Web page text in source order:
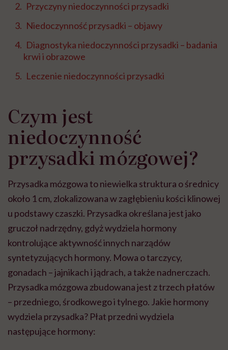
Przyczyny niedoczynności przysadki
Niedoczynność przysadki – objawy
Diagnostyka niedoczynności przysadki – badania
krwi i obrazowe
Leczenie niedoczynności przysadki
Czym jest
niedoczynność
przysadki mózgowej?
Przysadka mózgowa to niewielka struktura o średnicy
około 1 cm, zlokalizowana w zagłębieniu kości klinowej
u podstawy czaszki. Przysadka określana jest jako
gruczoł nadrzędny, gdyż wydziela hormony
kontrolujące aktywność innych narządów
syntetyzujących hormony. Mowa o tarczycy,
gonadach – jajnikach i jądrach, a także nadnerczach.
Przysadka mózgowa zbudowana jest z trzech płatów
– przedniego, środkowego i tylnego. Jakie hormony
wydziela przysadka? Płat przedni wydziela
następujące hormony: